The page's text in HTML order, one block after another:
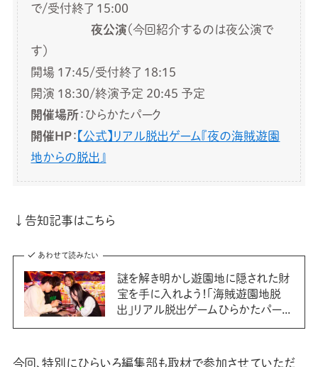
で/受付終了 15:00
夜公演（今回紹介するのは夜公演で
す）
開場 17:45/受付終了 18:15
開演 18:30/終演予定 20:45 予定
開催場所：ひらかたパーク
開催HP： 【公式】リアル脱出ゲーム『夜の海賊遊園
地からの脱出』
↓告知記事はこちら
あわせて読みたい
謎を解き明かし遊園地に隠された財
宝を手に入れよう！「海賊遊園地脱
出」リアル脱出ゲームひらかたパー...
今回、特別にひらいろ編集部も取材で参加させていただ